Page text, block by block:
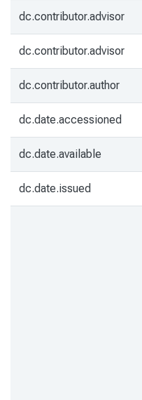
dc.contributor.advisor
dc.contributor.advisor
dc.contributor.author
dc.date.accessioned
dc.date.available
dc.date.issued